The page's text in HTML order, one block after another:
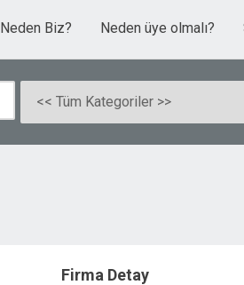
Neden Biz? Neden üye olmalı?
Firma Detay